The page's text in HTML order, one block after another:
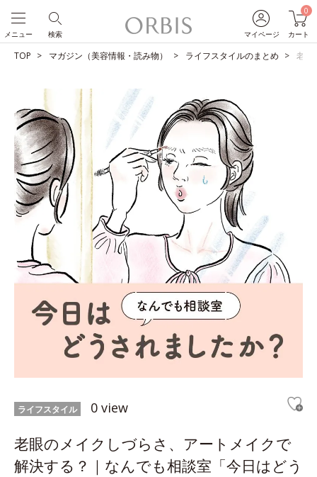
マイページ
0
カート
検索
メニュー
TOP マガジン（美容情報・読み物） ライフスタイルのまとめ 老眼
ライフスタイル 0 view
老眼のメイクしづらさ、アートメイクで
解決する？｜なんでも相談室「今日はどう